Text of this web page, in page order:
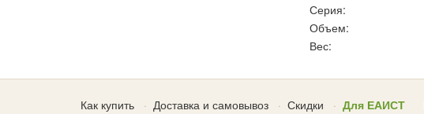
Серия:
Объем:
Вес:
Как купить Доставка и самовывоз Скидки Для ЕАИСТ